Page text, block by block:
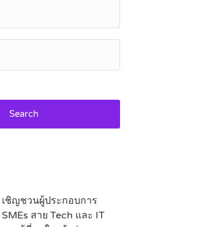
Search
เชิญชวนผู้ประกอบการ
SMEs สาย Tech และ IT